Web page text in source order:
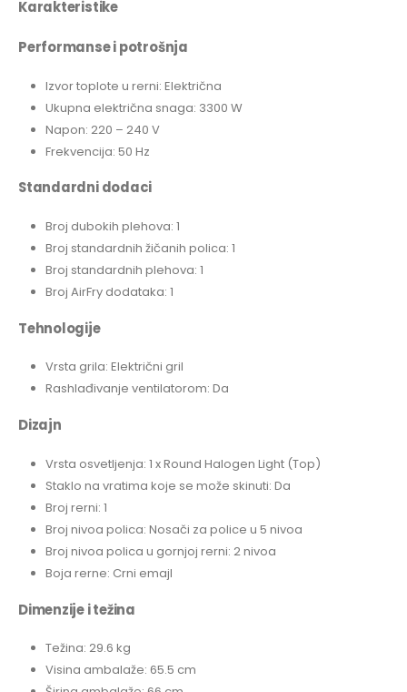
Karakteristike
Performanse i potrošnja
Izvor toplote u rerni: Električna
Ukupna električna snaga: 3300 W
Napon: 220 – 240 V
Frekvencija: 50 Hz
Standardni dodaci
Broj dubokih plehova: 1
Broj standardnih žičanih polica: 1
Broj standardnih plehova: 1
Broj AirFry dodataka: 1
Tehnologije
Vrsta grila: Električni gril
Rashlađivanje ventilatorom: Da
Dizajn
Vrsta osvetljenja: 1 x Round Halogen Light (Top)
Staklo na vratima koje se može skinuti: Da
Broj rerni: 1
Broj nivoa polica: Nosači za police u 5 nivoa
Broj nivoa polica u gornjoj rerni: 2 nivoa
Boja rerne: Crni emajl
Dimenzije i težina
Težina: 29.6 kg
Visina ambalaže: 65.5 cm